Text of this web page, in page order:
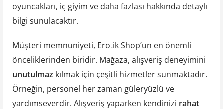
oyuncakları, iç giyim ve daha fazlası hakkında detaylı
bilgi sunulacaktır.
Müşteri memnuniyeti, Erotik Shop’un en önemli
önceliklerinden biridir. Mağaza, alışveriş deneyimini
unutulmaz kılmak için çeşitli hizmetler sunmaktadır.
Örneğin, personel her zaman güleryüzlü ve
yardımseverdir. Alışveriş yaparken kendinizi rahat